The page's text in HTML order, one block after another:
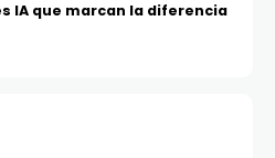
IA que marcan la diferencia